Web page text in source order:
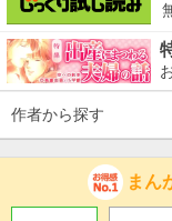
作者から探す
まん